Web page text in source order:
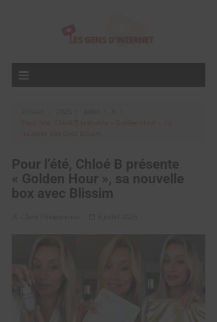
Pour l’été, Chloé B présente
« Golden Hour », sa nouvelle
box avec Blissim